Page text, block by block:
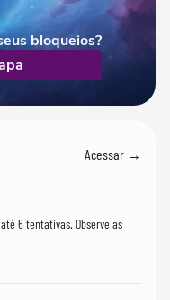
bloqueios?
Acessar →
6 tentativas. Observe as